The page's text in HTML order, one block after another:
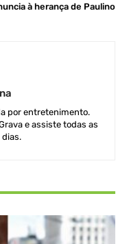
à herança de Paulino
por entretenimento.
e assiste todas as
dias.